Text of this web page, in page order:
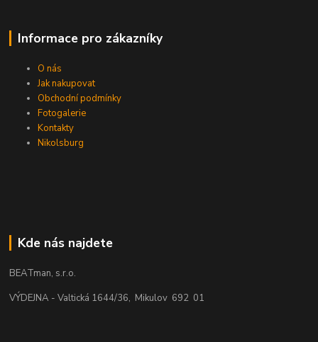
Informace pro zákazníky
O nás
Jak nakupovat
Obchodní podmínky
Fotogalerie
Kontakty
Nikolsburg
Kde nás najdete
BEATman, s.r.o.
VÝDEJNA - Valtická 1644/36, Mikulov 692 01